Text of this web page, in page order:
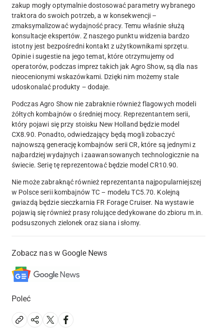
zakup mogły optymalnie dostosować parametry wybranego
traktora do swoich potrzeb, a w konsekwencji –
zmaksymalizować wydajność pracy. Temu właśnie służą
konsultacje ekspertów. Z naszego punktu widzenia bardzo
istotny jest bezpośredni kontakt z użytkownikamisprzętu.
Opinie i sugestie na jegotemat, które otrzymujemy od
operatorów, podczas imprez takich jak Agro Show, są dla nas
nieocenionymi wskazówkami. Dzięki nim możemy stale
udoskonalać produkty – dodaje.
Podczas Agro Show nie zabraknie również flagowych modeli
żółtych kombajnów o średniej mocy. Reprezentantem serii,
który pojawi się przy stoisku New Holland będzie model
CX8.90. Ponadto, odwiedzający będą moglizobaczyć
najnowszą generację kombajnów serii CR, które są jednymi z
najbardziej wydajnych i zaawansowanych technologicznie na
świecie. Serię tę reprezentować będzie model CR10.90.
Nie może zabraknąć również reprezentanta najpopularniejszej
w Polsce serii kombajnów TC – modelu TC5.70. Kolejną
gwiazdą będzie sieczkarnia FR Forage Cruiser. Na wystawie
pojawią się również prasy rolujące dedykowane do zbioru m.in.
podsuszonych zielonek oraz siana i słomy.
Zobacz nas w Google News
Poleć